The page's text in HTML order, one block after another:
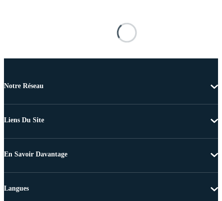
Notre Réseau
Liens Du Site
En Savoir Davantage
Langues